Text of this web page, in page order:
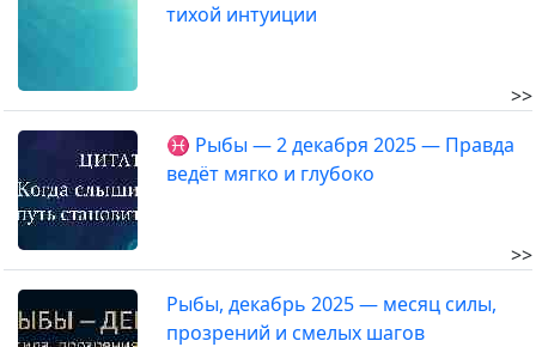
тихой интуиции
>>
♓ Рыбы — 2 декабря 2025 — Правда
ведёт мягко и глубоко
>>
Рыбы, декабрь 2025 — месяц силы,
прозрений и смелых шагов